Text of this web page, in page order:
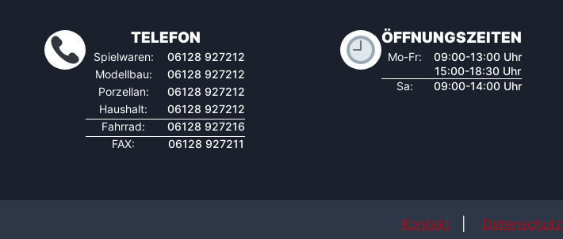
TELEFON
Spielwaren:
06128 927212
Modellbau:
06128 927212
Porzellan:
06128 927212
Haushalt:
06128 927212
Fahrrad:
06128 927216
FAX:
06128 927211
ÖFFNUNGSZEITEN
Mo-Fr:
09:00-13:00 Uhr
15:00-18:30 Uhr
Sa:
09:00-14:00 Uhr
Kontakt Datenschutz